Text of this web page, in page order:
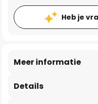
Heb je
Details
Meer informatie